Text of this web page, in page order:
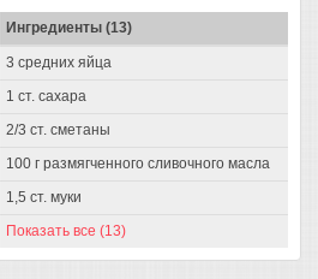
Ингредиенты (13)
3 средних яйца
1 ст. сахара
2/3 ст. сметаны
100 г размягченного сливочного масла
1,5 ст. муки
Показать все (13)